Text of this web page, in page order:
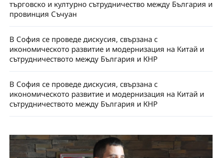
търговско и културно сътрудничество между България и
провинция Съчуан
В София се проведе дискусия, свързана с
икономическото развитие и модернизация на Китай и
сътрудничеството между България и КНР
В София се проведе дискусия, свързана с
икономическото развитие и модернизация на Китай и
сътрудничеството между България и КНР